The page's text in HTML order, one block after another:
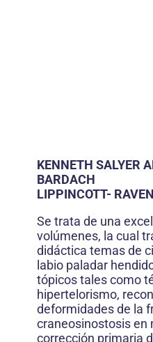
KENNETH SALYER
BARDACH
LIPPINCOTT-
Se trata de una
volúmenes, la cual
didáctica temas de
labio paladar
tópicos tales como
hipertelorismo,
deformidades de la
craneosinostosis en
corrección primaria